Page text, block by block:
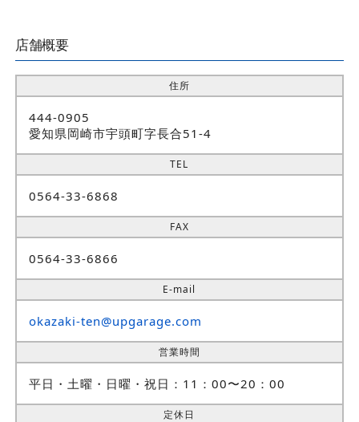
店舗概要
住所
444-0905
愛知県岡崎市宇頭町字長合51-4
TEL
0564-33-6868
FAX
0564-33-6866
E-mail
okazaki-ten@upgarage.com
営業時間
平日・土曜・日曜・祝日：11：00〜20：00
定休日